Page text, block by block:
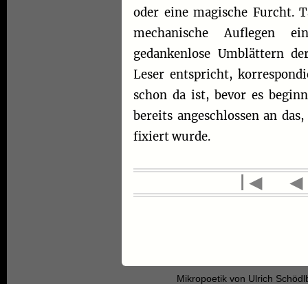
oder eine magische Furcht.
mechanische Auflegen
gedankenlose Umblättern
Leser entspricht,
schon da ist, bevor es
bereits angeschlossen an
fixiert wurde.
l◄
Mikropoetikvon Ulrich